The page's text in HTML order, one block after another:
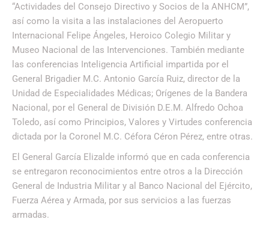
“Actividades del Consejo Directivo y Socios de la ANHCM”,
así como la visita a las instalaciones del Aeropuerto
Internacional Felipe Ángeles, Heroico Colegio Militar y
Museo Nacional de las Intervenciones. También mediante
las conferencias Inteligencia Artificial impartida por el
General Brigadier M.C. Antonio García Ruiz, director de la
Unidad de Especialidades Médicas; Orígenes de la Bandera
Nacional, por el General de División D.E.M. Alfredo Ochoa
Toledo, así como Principios, Valores y Virtudes conferencia
dictada por la Coronel M.C. Céfora Céron Pérez, entre otras.
El General García Elizalde informó que en cada conferencia
se entregaron reconocimientos entre otros a la Dirección
General de Industria Militar y al Banco Nacional del Ejército,
Fuerza Aérea y Armada, por sus servicios a las fuerzas
armadas.